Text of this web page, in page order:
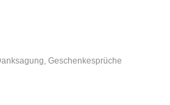
Geschenkesprüche